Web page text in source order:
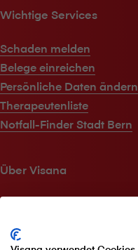
Wichtige Services
Schaden melden
Belege einreichen
Persönliche Daten ändern
Therapeutenliste
Notfall-Finder Stadt Bern
Über V⁠i⁠s⁠a⁠n⁠a
V⁠i⁠s⁠a⁠n⁠a im Überblick
Medien